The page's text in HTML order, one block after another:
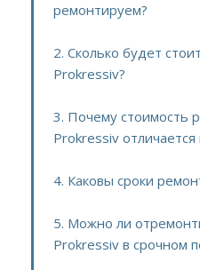
ремонтируем?
2. Сколько будет
Prokressiv?
3. Почему стоимость
Prokressiv
4. Каковы сроки
5. Можно ли
Prokressiv в срочном